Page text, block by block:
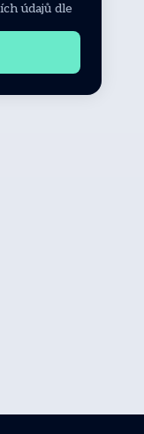
údajů dle